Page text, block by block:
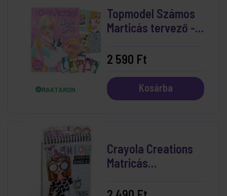
RAKTÁRON
Topmodel Számos
Marticás tervező -
2 590 Ft
Kosárba
Crayola Creations
Matricás
Készlet